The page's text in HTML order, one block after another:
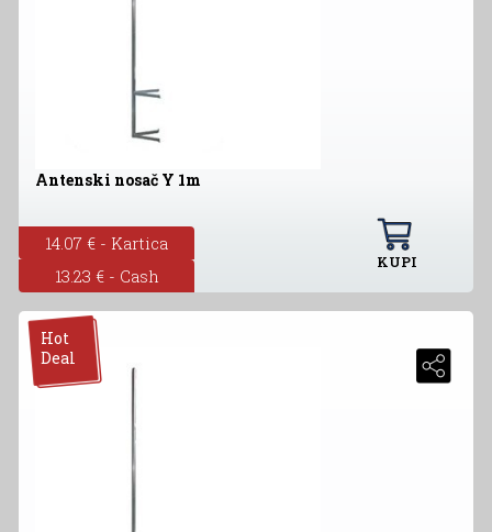
Antenski nosač Y 1m
14.07 € - Kartica
13.23 € - Cash
KUPI
Hot
Deal